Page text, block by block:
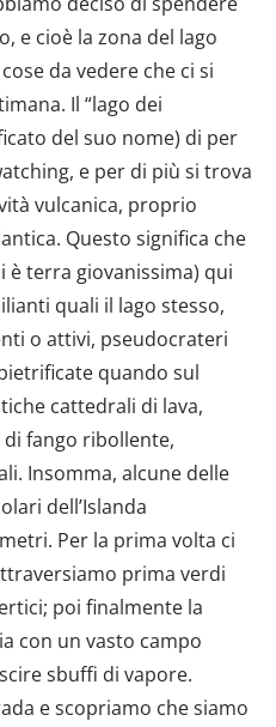
e cioè la zona del lago
da vedere che ci si
Il “lago dei
del suo nome) di per
e per di più si trova
vulcanica, proprio
Questo significa che
è terra giovanissima) qui
quali il lago stesso,
o attivi, pseudocrateri
quando sul
cattedrali di lava,
fango ribollente,
Insomma, alcune delle
dell’Islanda
Per la prima volta ci
prima verdi
poi finalmente la
con un vasto campo
sbuffi di vapore.
e scopriamo che siamo